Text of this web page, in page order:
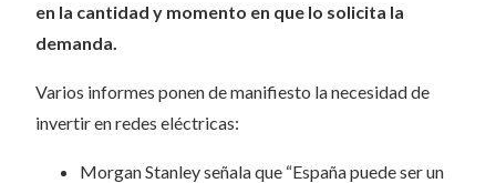
en la cantidad y momento en que lo solicita la
demanda.
Varios informes ponen de manifiesto la necesidad de
invertir en redes eléctricas:
Morgan Stanley señala que “España puede ser un